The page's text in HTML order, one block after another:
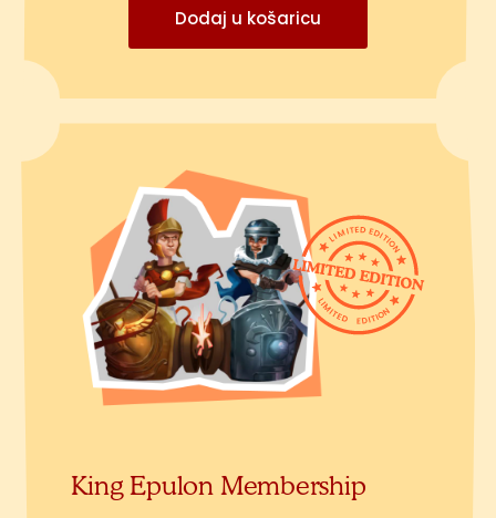
Dodaj u košaricu
King Epulon Membership